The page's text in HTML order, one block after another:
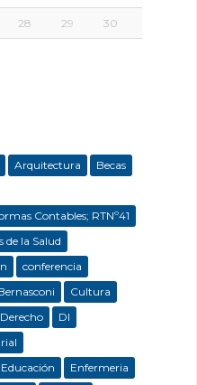
28 29 30
Arquitectura
Becas
Contables; RTNº41
de la Salud
conferencia
Cultura
Derecho
DI
Educación
Enfermeria